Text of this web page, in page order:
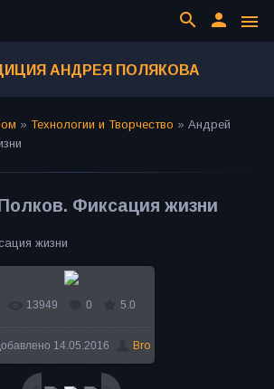
menu
person
search
АНДРЕЯ ПОЛЯКОВА
» Технологии и Творчество » Андрей
Фиксация жизни
жизни
В реальном размере
800x531/ 119.5Kb
13949 0 5.0
14.05.2016 Bro